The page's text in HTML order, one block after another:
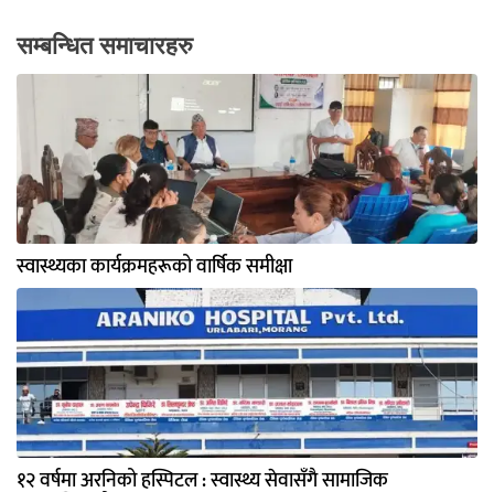
सम्बन्धित समाचारहरु
स्वास्थ्यका कार्यक्रमहरूको वार्षिक समीक्षा
१२ वर्षमा अरनिको हस्पिटल : स्वास्थ्य सेवासँगै सामाजिक